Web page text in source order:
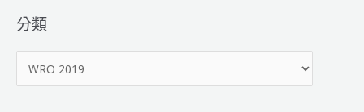
人
大
成
鍵
分類
類